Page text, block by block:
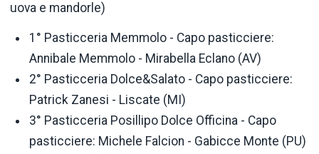
uova e mandorle)
1° Pasticceria Memmolo - Capo pasticciere:
Annibale Memmolo - Mirabella Eclano (AV)
2° Pasticceria Dolce&Salato - Capo pasticciere:
Patrick Zanesi - Liscate (MI)
3° Pasticceria Posillipo Dolce Officina - Capo
pasticciere: Michele Falcion - Gabicce Monte (PU)